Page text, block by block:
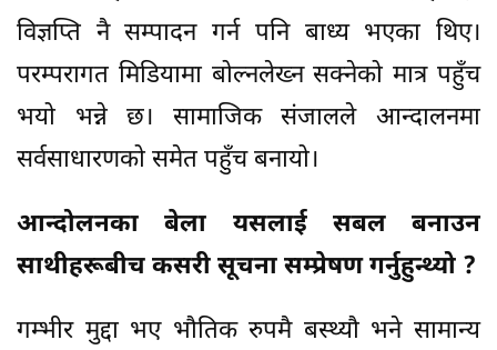
विज्ञप्ति नै सम्पादन गर्न पनि बाध्य भएका थिए।
परम्परागत मिडियामा बोल्नलेख्न सक्नेको मात्र पहुँच
भयो भन्ने छ। सामाजिक संजालले आन्दालनमा
सर्वसाधारणको समेत पहुँच बनायो।
आन्दोलनका बेला यसलाई सबल बनाउन
साथीहरूबीच कसरी सूचना सम्प्रेषण गर्नुहुन्थ्यो ?
गम्भीर मुद्दा भए भौतिक रुपमै बस्थ्यौ भने सामान्य